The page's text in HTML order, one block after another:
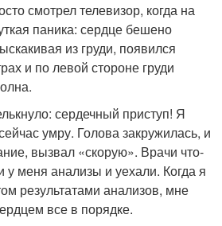
смотрел телевизор, когда на
паника: сердце бешено
из груди, появился
и по левой стороне груди
сердечный приступ! Я
умру. Голова закружилась, и
вызвал «скорую». Врачи что-
у меня анализы и уехали. Когда я
результатами анализов, мне
все в порядке.